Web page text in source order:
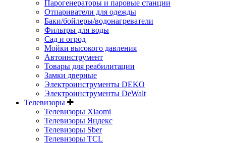
Парогенераторы и паровые станции
Отпариватели для одежды
Баки/бойлеры/водонагреватели
Фильтры для воды
Сад и огрод
Мойки высокого давления
Автоинструмент
Товары для реабилитации
Замки дверные
Электроинструменты DEKO
Электроинструменты DeWalt
Телевизоры
Телевизоры Xiaomi
Телевизоры Яндекс
Телевизоры Sber
Телевизоры TCL